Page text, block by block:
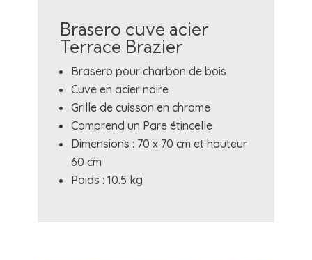
Brasero cuve acier
Terrace Brazier
Brasero pour charbon de bois
Cuve en acier noire
Grille de cuisson en chrome
Comprend un Pare étincelle
Dimensions : 70 x 70 cm et hauteur
60 cm
Poids : 10.5 kg